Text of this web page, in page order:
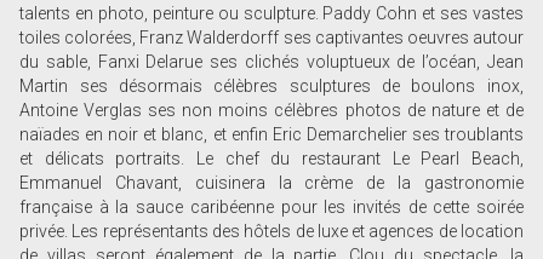
talents en photo, peinture ou sculpture. Paddy Cohn et ses vastes
toiles colorées, Franz Walderdorff ses captivantes oeuvres autour
du sable, Fanxi Delarue ses clichés voluptueux de l’océan, Jean
Martin ses désormais célèbres sculptures de boulons inox,
Antoine Verglas ses non moins célèbres photos de nature et de
naïades en noir et blanc, et enfin Eric Demarchelier ses troublants
et délicats portraits. Le chef du restaurant Le Pearl Beach,
Emmanuel Chavant, cuisinera la crème de la gastronomie
française à la sauce caribéenne pour les invités de cette soirée
privée. Les représentants des hôtels de luxe et agences de location
de villas seront également de la partie. Clou du spectacle, la